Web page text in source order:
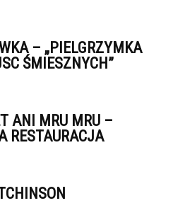
– „PIELGRZYMKA
ŚMIESZNYCH”
ANI MRU MRU –
RESTAURACJA